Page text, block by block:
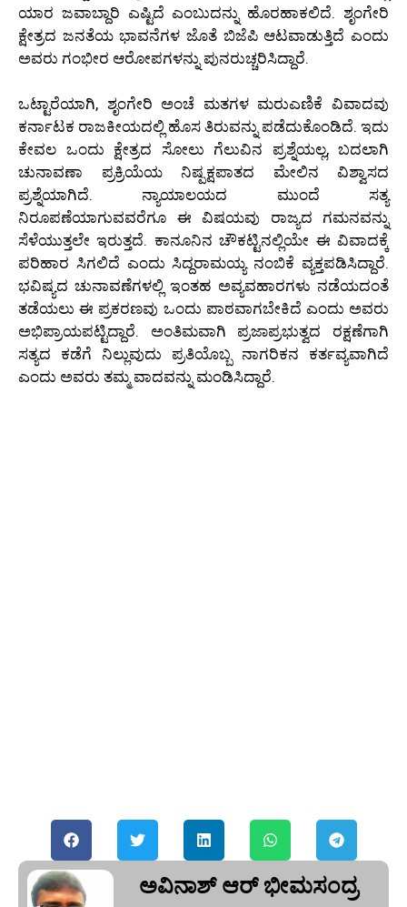
ಯಾರ ಜವಾಬ್ದಾರಿ ಎಷ್ಟಿದೆ ಎಂಬುದನ್ನು ಹೊರಹಾಕಲಿದೆ. ಶೃಂಗೇರಿ
ಕ್ಷೇತ್ರದ ಜನತೆಯ ಭಾವನೆಗಳ ಜೊತೆ ಬಿಜೆಪಿ ಆಟವಾಡುತ್ತಿದೆ ಎಂದು
ಅವರು ಗಂಭೀರ ಆರೋಪಗಳನ್ನು ಪುನರುಚ್ಚರಿಸಿದ್ದಾರೆ.
ಒಟ್ಟಾರೆಯಾಗಿ, ಶೃಂಗೇರಿ ಅಂಚೆ ಮತಗಳ ಮರುಎಣಿಕೆ ವಿವಾದವು
ಕರ್ನಾಟಕ ರಾಜಕೀಯದಲ್ಲಿ ಹೊಸ ತಿರುವನ್ನು ಪಡೆದುಕೊಂಡಿದೆ. ಇದು
ಕೇವಲ ಒಂದು ಕ್ಷೇತ್ರದ ಸೋಲು ಗೆಲುವಿನ ಪ್ರಶ್ನೆಯಲ್ಲ, ಬದಲಾಗಿ
ಚುನಾವಣಾ ಪ್ರಕ್ರಿಯೆಯ ನಿಷ್ಪಕ್ಷಪಾತದ ಮೇಲಿನ ವಿಶ್ವಾಸದ
ಪ್ರಶ್ನೆಯಾಗಿದೆ. ನ್ಯಾಯಾಲಯದ ಮುಂದೆ ಸತ್ಯ
ನಿರೂಪಣೆಯಾಗುವವರೆಗೂ ಈ ವಿಷಯವು ರಾಜ್ಯದ ಗಮನವನ್ನು
ಸೆಳೆಯುತ್ತಲೇ ಇರುತ್ತದೆ. ಕಾನೂನಿನ ಚೌಕಟ್ಟಿನಲ್ಲಿಯೇ ಈ ವಿವಾದಕ್ಕೆ
ಪರಿಹಾರ ಸಿಗಲಿದೆ ಎಂದು ಸಿದ್ದರಾಮಯ್ಯ ನಂಬಿಕೆ ವ್ಯಕ್ತಪಡಿಸಿದ್ದಾರೆ.
ಭವಿಷ್ಯದ ಚುನಾವಣೆಗಳಲ್ಲಿ ಇಂತಹ ಅವ್ಯವಹಾರಗಳು ನಡೆಯದಂತೆ
ತಡೆಯಲು ಈ ಪ್ರಕರಣವು ಒಂದು ಪಾಠವಾಗಬೇಕಿದೆ ಎಂದು ಅವರು
ಅಭಿಪ್ರಾಯಪಟ್ಟಿದ್ದಾರೆ. ಅಂತಿಮವಾಗಿ ಪ್ರಜಾಪ್ರಭುತ್ವದ ರಕ್ಷಣೆಗಾಗಿ
ಸತ್ಯದ ಕಡೆಗೆ ನಿಲ್ಲುವುದು ಪ್ರತಿಯೊಬ್ಬ ನಾಗರಿಕನ ಕರ್ತವ್ಯವಾಗಿದೆ
ಎಂದು ಅವರು ತಮ್ಮ ವಾದವನ್ನು ಮಂಡಿಸಿದ್ದಾರೆ.
ಅವಿನಾಶ್‌ ಆರ್‌ ಭೀಮಸಂದ್ರ